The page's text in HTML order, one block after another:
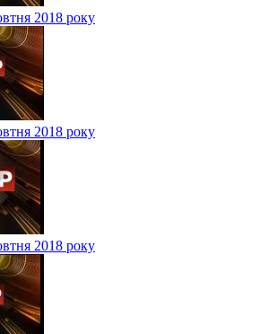
2018 року
2018 року
2018 року